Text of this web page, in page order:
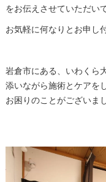
をお伝えさせていただい
お気軽に何なりとお申し
岩倉市にある、いわくら
添いながら施術とケアを
お困りのことがございま